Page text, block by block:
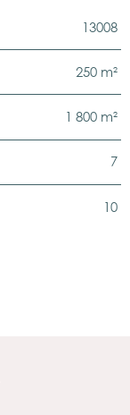
13008
250 m²
1 800 m²
7
10